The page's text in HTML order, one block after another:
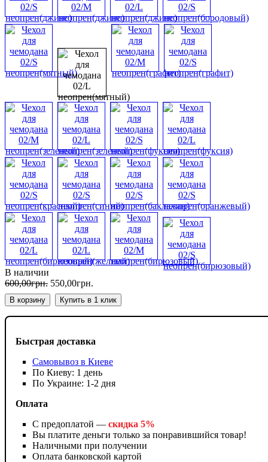
Быстрая доставка
Самовывоз в Киеве
По Киеву: 1 день
По Украине: 1-2 дня
Оплата
С предоплатой — скидка 5%
Вы платите деньги только за понравившийся товар!
Наличными при получении
Оплата банковской картой
В наличии
600,00грн. 550,00грн.
В корзину Купить в 1 клик